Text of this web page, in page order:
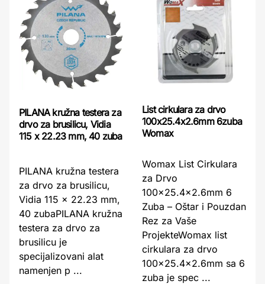
PILANA kružna testera za
drvo za brusilicu, Vidia
115 x 22.23 mm, 40 zuba
PILANA kružna testera
za drvo za brusilicu,
Vidia 115 x 22.23 mm,
40 zubaPILANA kružna
testera za drvo za
brusilicu je
specijalizovani alat
namenjen p ...
List cirkulara za drvo
100x25.4x2.6mm 6zuba
Womax
Womax List Cirkulara
za Drvo
100x25.4x2.6mm 6
Zuba – Oštar i Pouzdan
Rez za Vaše
ProjekteWomax list
cirkulara za drvo
100x25.4x2.6mm sa 6
zuba je spec ...